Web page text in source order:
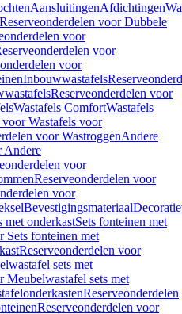
AansluitingenAfdichtingen
Reserveonderdelen voor Dubbele
voor
voor
voor
Inbouwwastafels
Reserveonderdelen voor
Wastafels ComfortWastafels
Wastafels voor
voor WastroggenAndere
Andere
voor
Reserveonderdelen voor
voor
Bevestigingsmateriaal
met onderkastSets fonteinen met
Sets fonteinen met
Reserveonderdelen voor
sets met
Meubelwastafel sets met
Reserveonderdelen
Reserveonderdelen voor